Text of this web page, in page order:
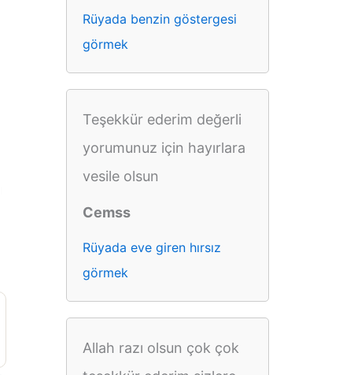
Rüyada benzin göstergesi
görmek
Teşekkür ederim değerli
yorumunuz için hayırlara
vesile olsun
Cemss
Rüyada eve giren hırsız
görmek
Allah razı olsun çok çok